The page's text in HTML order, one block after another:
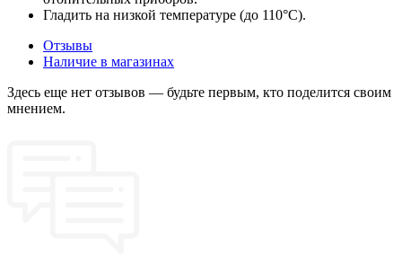
Гладить на низкой температуре (до 110°C).
Отзывы
Наличие в магазинах
Здесь еще нет отзывов — будьте первым, кто поделится своим
мнением.